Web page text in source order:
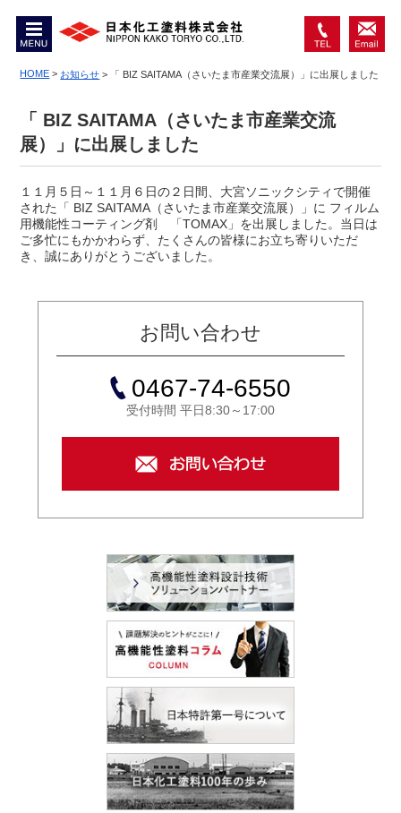
MENU
74-
い合
HOME > お知らせ > 「 BIZ SAITAMA（さいたま市産業交流展）」に出展しました
「 BIZ SAITAMA（さいたま市産業交流
展）」に出展しました
１１月５日～１１月６日の２日間、大宮ソニックシティで開催
された「 BIZ SAITAMA（さいたま市産業交流展）」に フィルム
用機能性コーティング剤 「TOMAX」を出展しました。当日は
ご多忙にもかかわらず、たくさんの皆様にお立ち寄りいただ
き、誠にありがとうございました。
お問い合わせ
0467-74-6550
受付時間 平日8:30～17:00